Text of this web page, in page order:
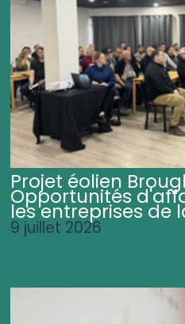
Projet éolien
Opportunités
les entreprises de
9 juillet 2026